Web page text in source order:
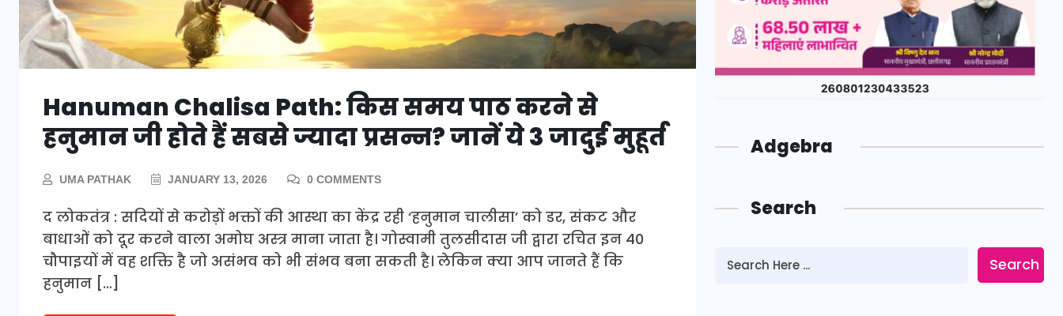
Hanuman Chalisa Path: किस समय पाठ करने से
हनुमान जी होते हैं सबसे ज्यादा प्रसन्न? जानें ये 3 जादुई मुहूर्त
UMA PATHAK JANUARY 13, 2026 0 COMMENTS
द लोकतंत्र : सदियों से करोड़ों भक्तों की आस्था का केंद्र रही ‘हनुमान चालीसा’ को डर, संकट और
बाधाओं को दूर करने वाला अमोघ अस्त्र माना जाता है। गोस्वामी तुलसीदास जी द्वारा रचित इन 40
चौपाइयों में वह शक्ति है जो असंभव को भी संभव बना सकती है। लेकिन क्या आप जानते हैं कि
हनुमान […]
Adgebra
Search
Search